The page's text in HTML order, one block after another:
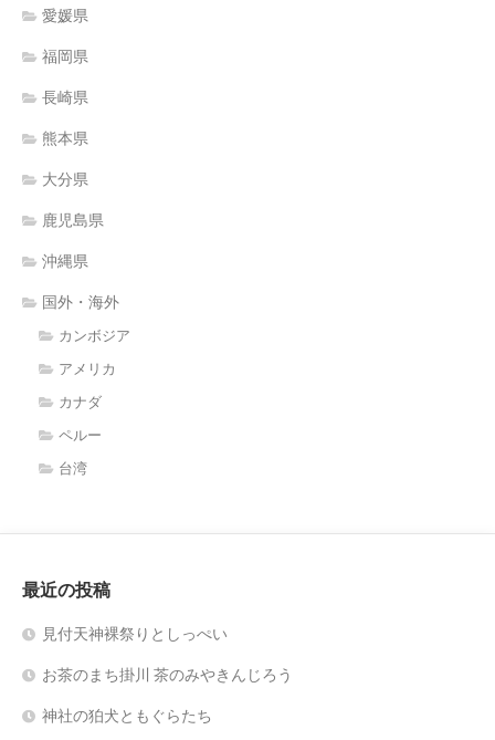
愛媛県
福岡県
長崎県
熊本県
大分県
鹿児島県
沖縄県
国外・海外
カンボジア
アメリカ
カナダ
ペルー
台湾
最近の投稿
見付天神裸祭りとしっぺい
お茶のまち掛川 茶のみやきんじろう
神社の狛犬ともぐらたち